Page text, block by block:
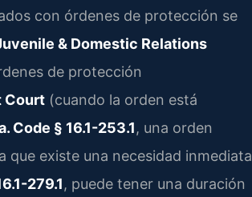
con órdenes de protección se
& Domestic Relations
de protección
Court (cuando la orden está
Code § 16.1-253.1, una orden
que existe una necesidad inmediata
279.1, puede tener una duración